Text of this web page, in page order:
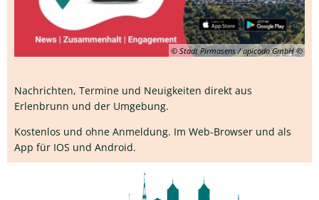
© Stadt Pirmasens / apicodo GmbH
Nachrichten, Termine und Neuigkeiten direkt aus
Erlenbrunn und der Umgebung.
Kostenlos und ohne Anmeldung. Im Web-Browser und als
App für IOS und Android.